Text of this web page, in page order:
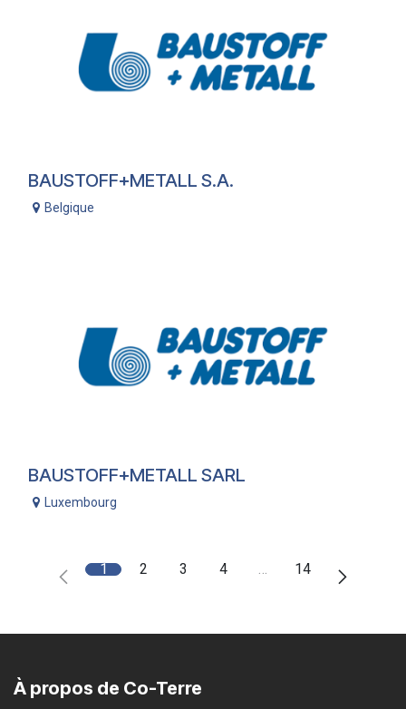
BAUSTOFF+METALL S.A.
Belgique
BAUSTOFF+METALL SARL
Luxembourg
1 2 3 4 … 14
À propos de Co-Terre